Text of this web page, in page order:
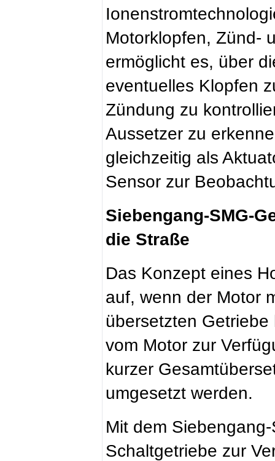
Motorklopfen, Zünd-
ermöglicht es, über
eventuelles Klopfen
Zündung zu
Aussetzer zu
gleichzeitig als
Sensor zur
Siebengang-SMG-
die Straße
Das Konzept eines
auf, wenn der Motor
übersetzten
vom Motor zur
kurzer
umgesetzt werden.
Mit dem
Schaltgetriebe zur